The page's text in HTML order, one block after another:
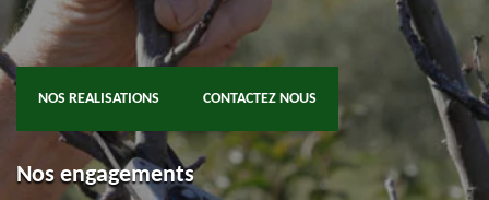
NOS REALISATIONS CONTACTEZ NOUS
Nos engagements